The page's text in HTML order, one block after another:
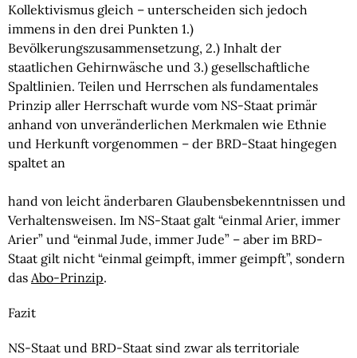
Kollektivismus gleich – unterscheiden sich jedoch
immens in den drei Punkten 1.)
Bevölkerungszusammensetzung, 2.) Inhalt der
staatlichen Gehirnwäsche und 3.) gesellschaftliche
Spaltlinien. Teilen und Herrschen als fundamentales
Prinzip aller Herrschaft wurde vom NS-Staat primär
anhand von unveränderlichen Merkmalen wie Ethnie
und Herkunft vorgenommen – der BRD-Staat hingegen
spaltet an
hand von leicht änderbaren Glaubensbekenntnissen und
Verhaltensweisen. Im NS-Staat galt “einmal Arier, immer
Arier” und “einmal Jude, immer Jude” – aber im BRD-
Staat gilt nicht “einmal geimpft, immer geimpft”, sondern
das Abo-Prinzip.
Fazit
NS-Staat und BRD-Staat sind zwar als territoriale